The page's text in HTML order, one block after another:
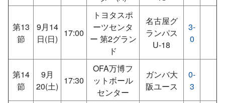
第13
節
9月14
日(日) 17:00
トヨタスポ
ーツセンタ
ー 第2グラン
ド
名古屋グ
ランパス
U-18
3-
0
第14
節
9月
20(土) 17:30
OFA万博フ
ットボール
センター
ガンバ大
阪ユース
0-
3